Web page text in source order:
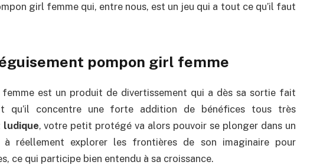
girl femme qui, entre nous, est un jeu qui a tout ce qu’il faut
pompon girl femme
est un produit de divertissement qui a dès sa sortie fait
qu’il concentre une forte addition de bénéfices tous très
ludique, votre petit protégé va alors pouvoir se plonger dans un
à réellement explorer les frontières de son imaginaire pour
ce qui participe bien entendu à sa croissance.